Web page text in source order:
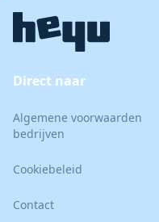
Direct naar
Algemene voorwaarden
bedrijven
Cookiebeleid
Contact